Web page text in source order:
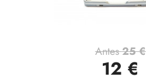
Vista rápida
Antes25 €
12 €